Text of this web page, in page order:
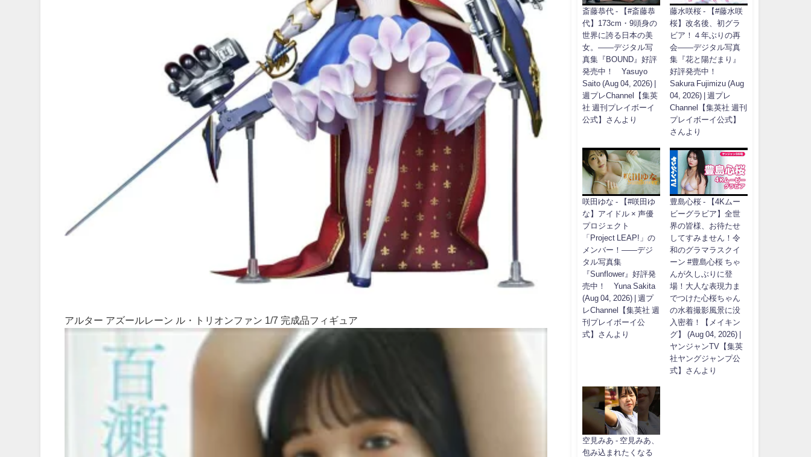
アルター アズールレーン ル・トリオンファン 1/7 完成品フィギュア
斎藤恭代 - 【#斎藤恭
代】173cm・9頭身の
世界に誇る日本の美
女。――デジタル写
真集『BOUND』好評
発売中！ Yasuyo
Saito (Aug 04, 2026) |
週プレChannel【集英
社 週刊プレイボーイ
公式】さんより
藤水咲桜 - 【#藤水咲
桜】改名後、初グラ
ビア！４年ぶりの再
会――デジタル写真
集『花と陽だまり』
好評発売中！
Sakura Fujimizu (Aug
04, 2026) | 週プレ
Channel【集英社 週刊
プレイボーイ公式】
さんより
咲田ゆな - 【#咲田ゆ
な】アイドル × 声優
プロジェクト
「Project LEAP!」の
メンバー！――デジ
タル写真集
『Sunflower』好評発
売中！ Yuna Sakita
(Aug 04, 2026) | 週プ
レChannel【集英社 週
刊プレイボーイ公
式】さんより
豊島心桜 - 【4Kムー
ビーグラビア】全世
界の皆様、お待たせ
してすみません！令
和のグラマラスクイ
ーン #豊島心桜 ちゃ
んが久しぶりに登
場！大人な表現力ま
でつけた心桜ちゃん
の水着撮影風景に没
入密着！【メイキン
グ】 (Aug 04, 2026) |
ヤンジャンTV【集英
社ヤングジャンプ公
式】さんより
空見みあ - 空見みあ、
包み込まれたくなる